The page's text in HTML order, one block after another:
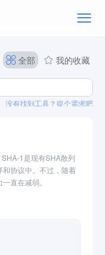
全部 我的收藏
没有找到工具？提个需求吧
1是现有SHA散列
协议中。不过，随着
直在减弱。